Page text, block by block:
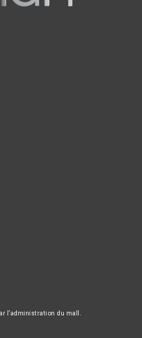
l’administration du mall.